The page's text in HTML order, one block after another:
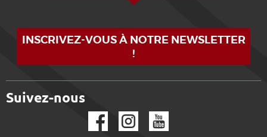
INSCRIVEZ-VOUS À NOTRE NEWSLETTER
!
Suivez-nous